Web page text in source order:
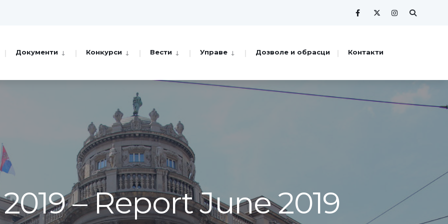
Документи Конкурси Вести Управе Дозволе и обрасци Контакти
– Report June 2019